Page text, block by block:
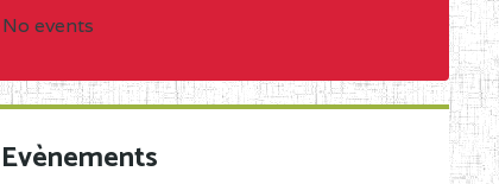
No events
Evènements